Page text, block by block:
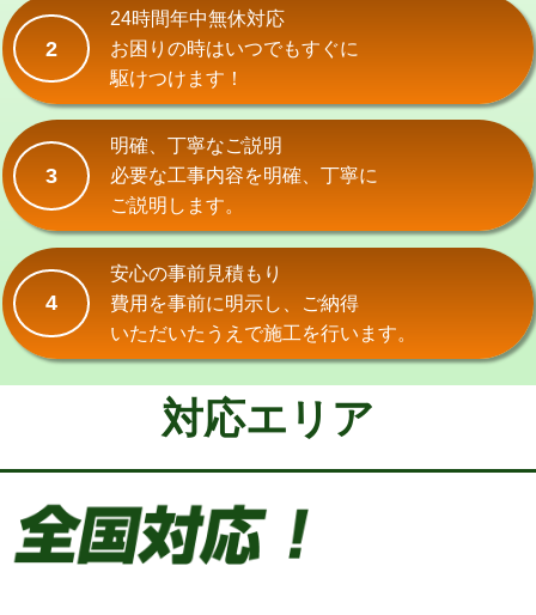
交換・取付（その他部品）
持込商品取付（単水栓）
持込商品取付（混合水栓） 16,500円
持込商品取付（浄水器・分岐水栓） 16,500円
給水管工事※（ホール加工)
給水管工事※（バンド止め)
給水管工事※（支持金具設置) 5,500円
給水管工事※（保温材使用（バンド止
め込み）)
5,500円
給水管工事※（土の掘削・埋め戻し作
11,000円
給水管工事※（塩ビ管（VP・HI）使
用/3ｍまで)
2
24時間年中無休対応
お困りの時はいつでもすぐに
駆けつけます！
3
明確、丁寧なご説明
必要な工事内容を明確、丁寧に
ご説明します。
4
安心の事前見積もり
費用を事前に明示し、ご納得
いただいたうえで施工を行います。
対応エリア